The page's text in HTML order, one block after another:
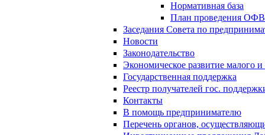
Нормативная база
План проведения
Заседания Совета по
Новости
Законодательство
Экономическое развитие малого и
Государственная поддержка
Реестр получателей гос.
Контакты
В помощь предпринимателю
Перечень органов,